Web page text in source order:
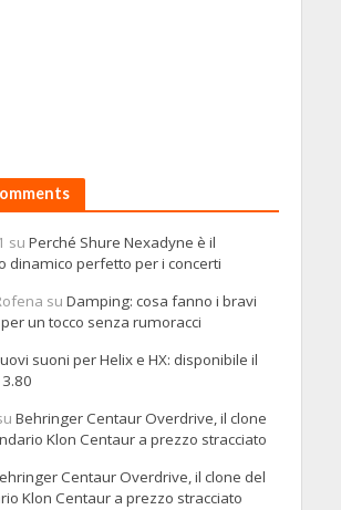
su Perché Shure Nexadyne è il
dinamico perfetto per i concerti
su Damping: cosa fanno i bravi
un tocco senza rumoracci
suoni per Helix e HX: disponibile il
Behringer Centaur Overdrive, il clone
Klon Centaur a prezzo stracciato
Centaur Overdrive, il clone del
Klon Centaur a prezzo stracciato